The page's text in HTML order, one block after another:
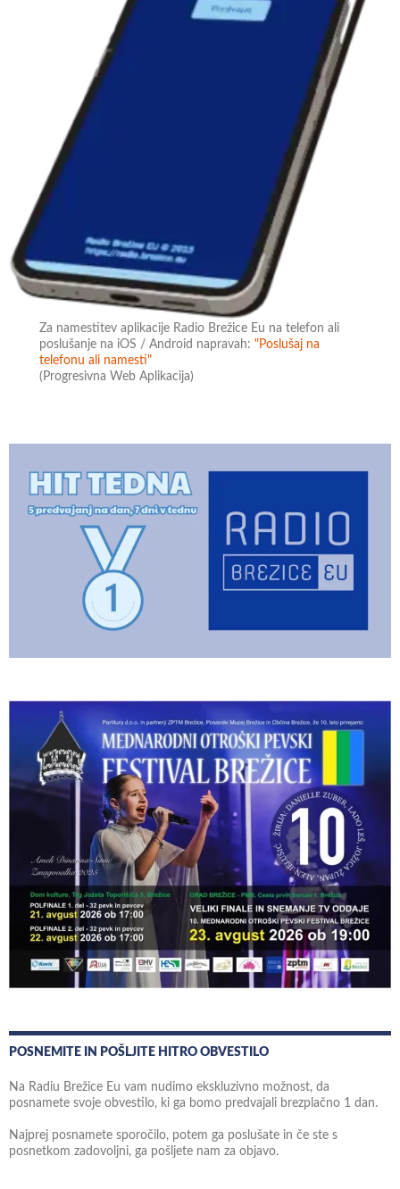
Za namestitev aplikacije Radio Brežice Eu na telefon ali
poslušanje na iOS / Android napravah:"Poslušaj na
telefonu ali namesti"
(Progresivna Web Aplikacija)
POSNEMITE IN POŠLJITE HITRO OBVESTILO
Na Radiu Brežice Eu vam nudimo ekskluzivno možnost, da
posnamete svoje obvestilo, ki ga bomo predvajali brezplačno 1 dan.
Najprej posnamete sporočilo, potem ga poslušate in če ste s
posnetkom zadovoljni, ga pošljete nam za objavo.